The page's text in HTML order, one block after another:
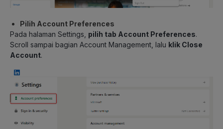
Pilih Account Preferences
Pada halaman Settings, pilih tab Account Preferences.
Scroll sampai bagian Account Management, lalu klik Close
Account.